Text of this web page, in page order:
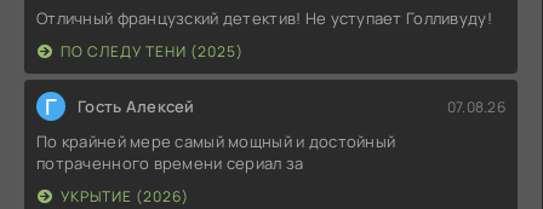
Отличный французский детектив! Не уступает Голливуду!
ПО СЛЕДУ ТЕНИ (2025)
Г Гость Алексей 07.08.26
По крайней мере самый мощный и достойный
потраченного времени сериал за
УКРЫТИЕ (2026)